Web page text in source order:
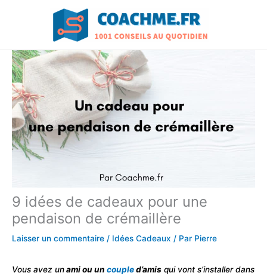
9 idées de cadeaux pour une
pendaison de crémaillère
Laisser un commentaire / Idées Cadeaux / Par Pierre
Vous avez unami ou un coupled’amis qui vont s’installer dans